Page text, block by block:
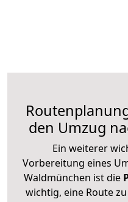
den Umzug
Ein weiterer
Vorbereitung eines
Waldmünchen ist die
wichtig, eine Route